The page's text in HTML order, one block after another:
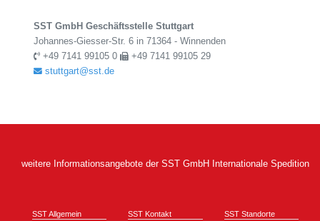
SST GmbH Geschäftsstelle Stuttgart
Johannes-Giesser-Str. 6 in 71364 - Winnenden
+49 7141 99105 0
+49 7141 99105 29
stuttgart@sst.de
weitere Informationsangebote der SST GmbH Internationale Spedition
SST Allgemein SST Kontakt SST Standorte